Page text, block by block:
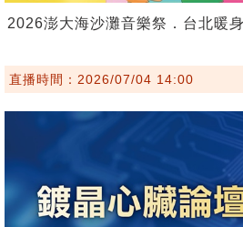
2026澎大海沙灘音樂祭．台北暖
直播時間：2026/07/04 14:00